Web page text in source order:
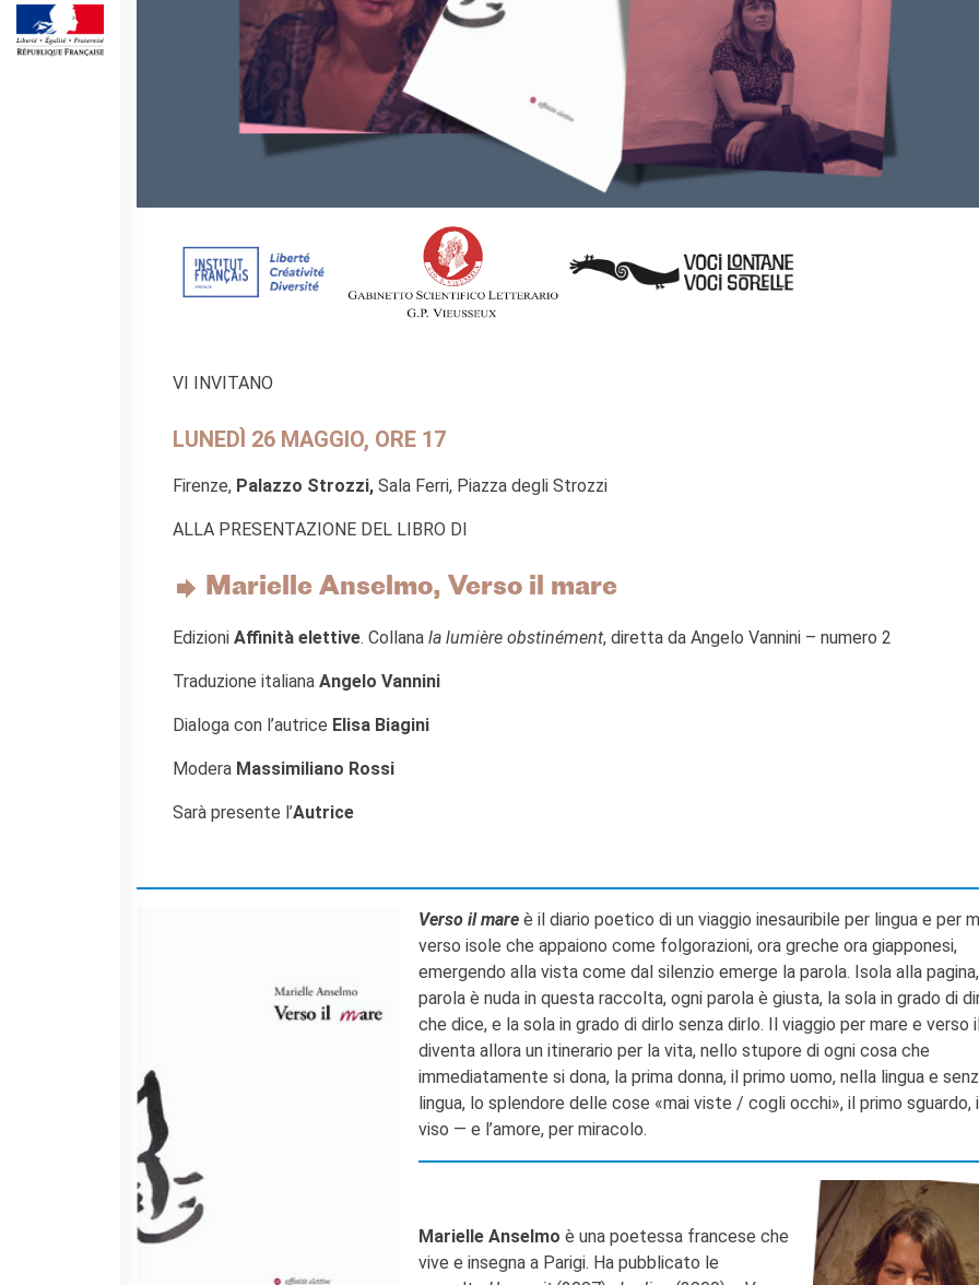
STUDIARE IN FRANCIA
Campus France
CERTIFICAZIONI
EDUCATIVA
Risorse per i docenti di
francese
ATTIVITÀ PER LE SCUOLE
Les Classes Découverte
Le chiavi della città
Ma classe au cinéma
BIBLIOTECA MEDIATECA
Culturethèque
FLORENCE
CONSULAT DE FRANCE À
FLORENCE
CERCA
VI INVITANO
LUNEDÌ 26 MAGGIO, ORE 17
Firenze, Palazzo Strozzi,Sala Ferri, Piazza degli Strozzi
ALLA PRESENTAZIONE DEL LIBRO DI
Marielle Anselmo, Verso il mare
Edizioni Affinità elettive. Collana la lumière obstinément, diretta da Angelo Vannini – numero 2
Traduzione italiana Angelo Vannini
Dialoga con l’autrice Elisa Biagini
Modera Massimiliano Rossi
Sarà presente l’Autrice
Verso il mare è il diario poetico di un viaggio inesauribile per lingua e per
verso isole che appaiono come folgorazioni, ora greche ora giapponesi,
emergendo alla vista come dal silenzio emerge la parola. Isola alla
parola è nuda in questa raccolta, ogni parola è giusta, la sola in grado di
che dice, e la sola in grado di dirlo senza dirlo. Il viaggio per mare e verso
diventa allora un itinerario per la vita, nello stupore di ogni cosa che
immediatamente si dona, la prima donna, il primo uomo, nella lingua e
lingua, lo splendore delle cose «mai viste / cogli occhi», il primo sguardo,
viso — e l’amore, per miracolo.
Marielle Anselmo è una poetessa francese che
vive e insegna a Parigi. Ha pubblicato le